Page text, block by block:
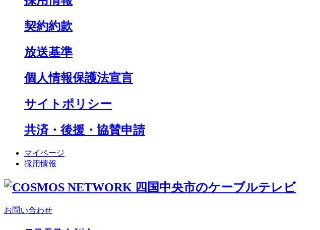
契約約款
放送基準
個人情報保護法宣言
サイトポリシー
共済・後援・協賛申請
マイページ
採用情報
お問い合わせ